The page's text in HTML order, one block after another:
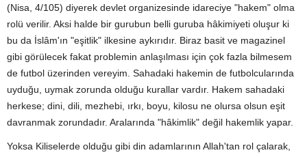
(Nisa, 4/105) diyerek devlet organizesinde idareciye "hakem" olma
rolü verilir. Aksi halde bir gurubun belli guruba hâkimiyeti oluşur ki
bu da İslâm'ın "eşitlik" ilkesine aykırıdır. Biraz basit ve magazinel
gibi görülecek fakat problemin anlaşılması için çok fazla bilmesem
de futbol üzerinden vereyim. Sahadaki hakemin de futbolcularında
uyduğu, uymak zorunda olduğu kurallar vardır. Hakem sahadaki
herkese; dini, dili, mezhebi, ırkı, boyu, kilosu ne olursa olsun eşit
davranmak zorundadır. Aralarında "hâkimlik" değil hakemlik yapar.
Yoksa Kiliselerde olduğu gibi din adamlarının Allah'tan rol çalarak,